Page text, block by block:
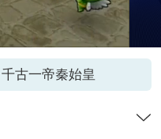
古一帝秦始皇